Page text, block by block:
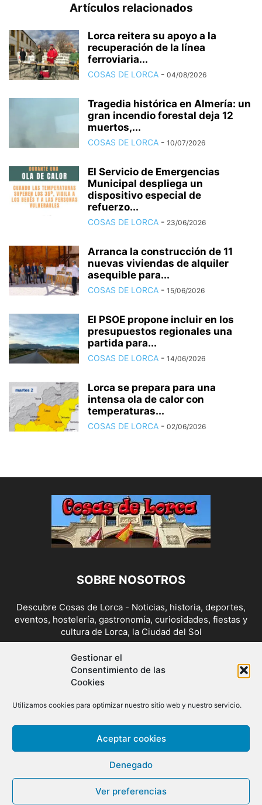
Gestionar el
Consentimiento de las
Cookies
Utilizamos cookies para optimizar nuestro sitio web y nuestro servicio.
Aceptar cookies
Denegado
Ver preferencias
Artículos relacionados
Lorca reitera su apoyo a la
recuperación de la línea
ferroviaria...
COSAS DE LORCA - 04/08/2026
Tragedia histórica en Almería: un
gran incendio forestal deja 12
muertos,...
COSAS DE LORCA - 10/07/2026
El Servicio de Emergencias
Municipal despliega un
dispositivo especial de
refuerzo...
COSAS DE LORCA - 23/06/2026
Arranca la construcción de 11
nuevas viviendas de alquiler
asequible para...
COSAS DE LORCA - 15/06/2026
El PSOE propone incluir en los
presupuestos regionales una
partida para...
COSAS DE LORCA - 14/06/2026
Lorca se prepara para una
intensa ola de calor con
temperaturas...
COSAS DE LORCA - 02/06/2026
SOBRE NOSOTROS
Descubre Cosas de Lorca - Noticias, historia, deportes,
eventos, hostelería, gastronomía, curiosidades, fiestas y
cultura de Lorca, la Ciudad del Sol
Contáctanos:cosasdelorca@gmail.com
SÍGUENOS
© Copyright 2014/26 - Cosas de Lorca